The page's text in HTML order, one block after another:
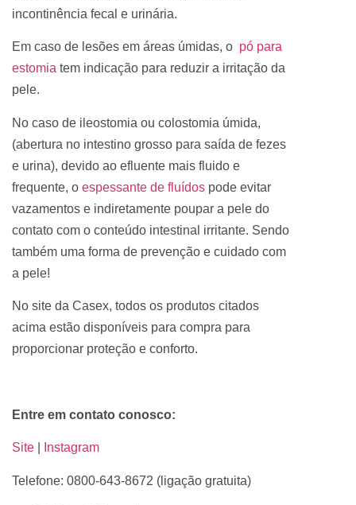
incontinência fecal e urinária.
Em caso de lesões em áreas úmidas, o pó para
estomia tem indicação para reduzir a irritação da
pele.
No caso de ileostomia ou colostomia úmida,
(abertura no intestino grosso para saída de fezes
e urina), devido ao efluente mais fluido e
frequente, o espessante de fluídos pode evitar
vazamentos e indiretamente poupar a pele do
contato com o conteúdo intestinal irritante. Sendo
também uma forma de prevenção e cuidado com
a pele!
No site da Casex, todos os produtos citados
acima estão disponíveis para compra para
proporcionar proteção e conforto.
Entre em contato conosco:
Site Instagram
Telefone: 0800-643-8672 (ligação gratuita)